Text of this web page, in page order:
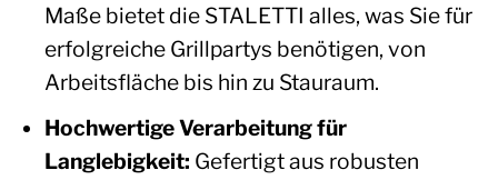
Maße bietet die STALETTI alles, was Sie für
erfolgreiche Grillpartys benötigen, von
Arbeitsfläche bis hin zu Stauraum.
Hochwertige Verarbeitung für
Langlebigkeit: Gefertigt aus robusten